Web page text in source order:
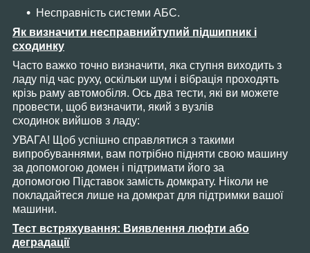
Несправність системи АБС.
Як визначити несправнийтупий підшипник і
сходинку
Часто важко точно визначити, яка ступня виходить з
ладу під час руху, оскільки шум і вібрація проходять
крізь раму автомобіля. Ось два тести, які ви можете
провести, щоб визначити, який з вузлів
сходинок вийшов з ладу:
УВАГА! Щоб успішно справлятися з такими
випробуваннями, вам потрібно підняти свою машину
за допомогою домен і підтримати його за
допомогою Підставок замість домкрату. Ніколи не
покладайтеся лише на домкрат для підтримки вашої
машини.
Тест встряхування: Виявлення люфти або
деградації